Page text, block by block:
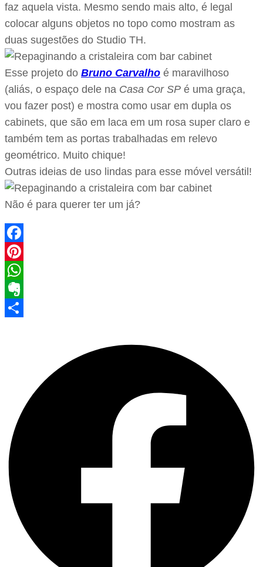
faz aquela vista. Mesmo sendo mais alto, é legal
colocar alguns objetos no topo como mostram as
duas sugestões do Studio TH.
Esse projeto do Bruno Carvalho é maravilhoso
(aliás, o espaço dele na Casa Cor SP é uma graça,
vou fazer post) e mostra como usar em dupla os
cabinets, que são em laca em um rosa super claro e
também tem as portas trabalhadas em relevo
geométrico. Muito chique!
Outras ideias de uso lindas para esse móvel versátil!
Não é para querer ter um já?
Facebook
Pinterest
WhatsApp
Evernote